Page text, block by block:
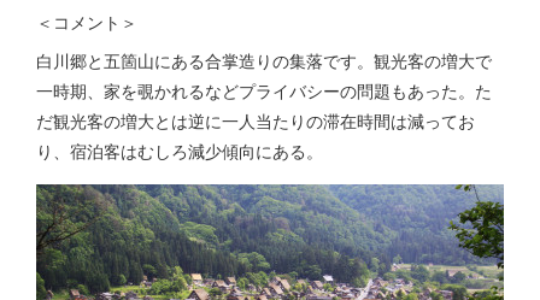
＜コメント＞
白川郷と五箇山にある合掌造りの集落です。観光客の増大で
一時期、家を覗かれるなどプライバシーの問題もあった。た
だ観光客の増大とは逆に一人当たりの滞在時間は減ってお
り、宿泊客はむしろ減少傾向にある。